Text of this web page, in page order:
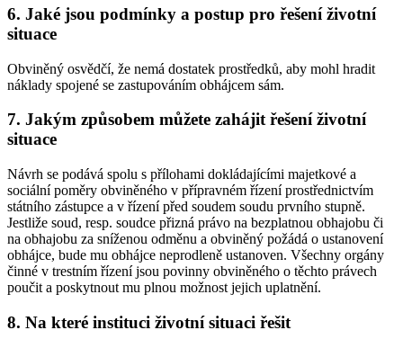
6. Jaké jsou podmínky a postup pro řešení životní
situace
Obviněný osvědčí, že nemá dostatek prostředků, aby mohl hradit
náklady spojené se zastupováním obhájcem sám.
7. Jakým způsobem můžete zahájit řešení životní
situace
Návrh se podává spolu s přílohami dokládajícími majetkové a
sociální poměry obviněného v přípravném řízení prostřednictvím
státního zástupce a v řízení před soudem soudu prvního stupně.
Jestliže soud, resp. soudce přizná právo na bezplatnou obhajobu či
na obhajobu za sníženou odměnu a obviněný požádá o ustanovení
obhájce, bude mu obhájce neprodleně ustanoven. Všechny orgány
činné v trestním řízení jsou povinny obviněného o těchto právech
poučit a poskytnout mu plnou možnost jejich uplatnění.
8. Na které instituci životní situaci řešit